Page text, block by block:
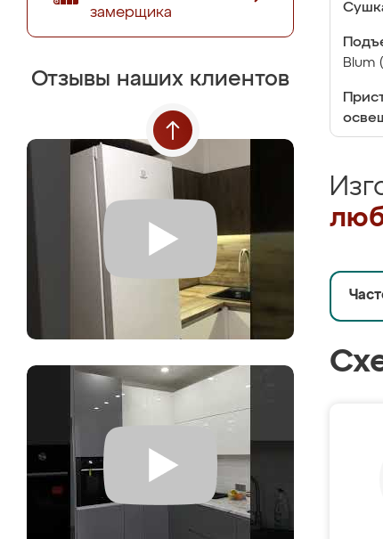
замерщика
Отзывы наших клиентов
Blum